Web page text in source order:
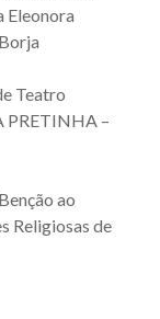
Eleonora
Teatro
PRETINHA –
ao
Religiosas de